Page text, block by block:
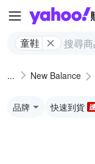
童鞋
New Balance
品牌 快速到貨